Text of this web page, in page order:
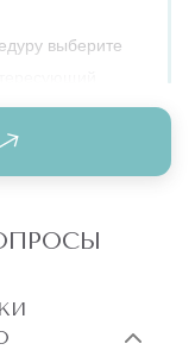
выберите
доступ к
массаж в Москве